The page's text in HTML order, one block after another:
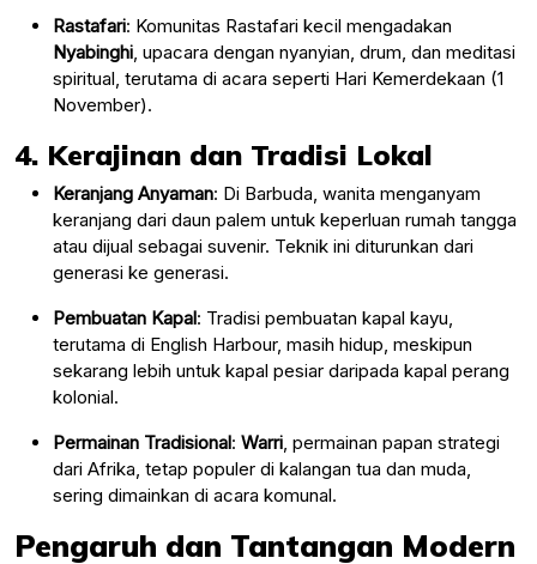
Rastafari: Komunitas Rastafari kecil mengadakan
Nyabinghi , upacara dengan nyanyian, drum, dan meditasi
spiritual, terutama di acara seperti Hari Kemerdekaan (1
November).
4. Kerajinan dan Tradisi Lokal
Keranjang Anyaman: Di Barbuda, wanita menganyam
keranjang dari daun palem untuk keperluan rumah tangga
atau dijual sebagai suvenir. Teknik ini diturunkan dari
generasi ke generasi.
Pembuatan Kapal: Tradisi pembuatan kapal kayu,
terutama di English Harbour, masih hidup, meskipun
sekarang lebih untuk kapal pesiar daripada kapal perang
kolonial.
Permainan Tradisional: Warri , permainan papan strategi
dari Afrika, tetap populer di kalangan tua dan muda,
sering dimainkan di acara komunal.
Pengaruh dan Tantangan Modern